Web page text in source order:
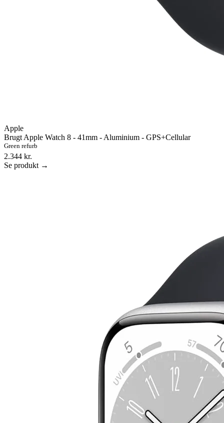
Apple
Brugt Apple Watch 8 - 41mm - Aluminium - GPS+Cellular
Green refurb
2.344 kr.
Se produkt →